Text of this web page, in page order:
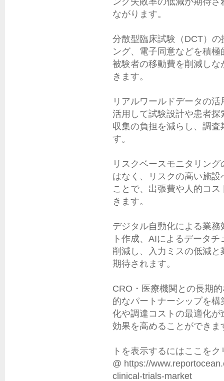
ながります。
分散型臨床試験（DCT）
ング、電子同意などを積
被験者の移動費を削減し
きます。
リアルワールドデータの
活用して試験設計や患者
収集の負担を減らし、調
す。
リスクベースモニタリン
はなく、リスクの高い施
ことで、出張費や人的コ
きます。
デジタル自動化による業
ト作成、AIによるデータ
削減し、入力ミスの低減
期待されます。
CRO・医療機関との長期
的なパートナーシップを
化や調達コストの最適化
効果を高めることができま
トを表示するにはここを
@ https://
clinical-trials-market